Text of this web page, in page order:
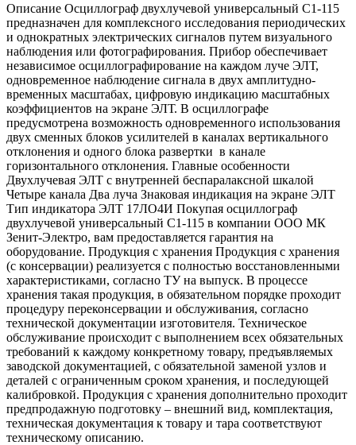
Описание Осциллограф двухлучевой универсальный С1-115
предназначен для комплексного исследования периодических
и однократных электрических сигналов путем визуального
наблюдения или фотографирования. Прибор обеспечивает
независимое осциллографирование на каждом луче ЭЛТ,
одновременное наблюдение сигнала в двух амплитудно-
временных масштабах, цифровую индикацию масштабных
коэффициентов на экране ЭЛТ. В осциллографе
предусмотрена возможность одновременного использования
двух сменных блоков усилителей в каналах вертикального
отклонения и одного блока развертки в канале
горизонтального отклонения. Главные особенности
Двухлучевая ЭЛТ с внутренней беспаралаксной шкалой
Четыре канала Два луча Знаковая индикация на экране ЭЛТ
Тип индикатора ЭЛТ 17ЛО4И Покупая осциллограф
двухлучевой универсальный С1-115 в компании ООО МК
Зенит-Электро, вам предоставляется гарантия на
оборудование. Продукция с хранения Продукция с хранения
(с консервации) реализуется с полностью восстановленными
характеристиками, согласно ТУ на выпуск. В процессе
хранения такая продукция, в обязательном порядке проходит
процедуру переконсервации и обслуживания, согласно
технической документации изготовителя. Техническое
обслуживание происходит с выполнением всех обязательных
требований к каждому конкретному товару, предъявляемых
заводской документацией, с обязательной заменой узлов и
деталей с ограниченным сроком хранения, и последующей
калибровкой. Продукция с хранения дополнительно проходит
предпродажную подготовку – внешний вид, комплектация,
техническая документация к товару и тара соответствуют
техническому описанию.